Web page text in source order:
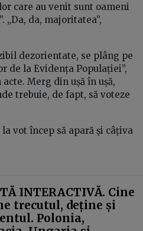
care au venit sunt oameni
„Da, da, majoritatea”,
dezorientate, se plâng pe
de la Evidența Populației”,
Merg din ușă în ușă,
trebuie, de fapt, să voteze
vot încep să apară și câțiva
INTERACTIVĂ. Cine
trecutul, deține și
Polonia,